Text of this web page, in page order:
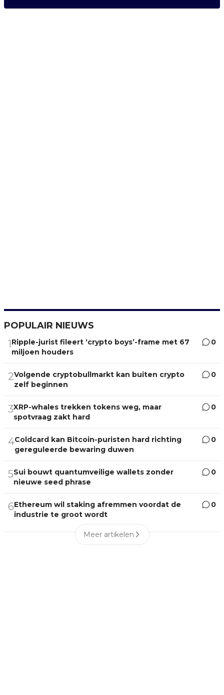
POPULAIR NIEUWS
1Ripple-jurist fileert ‘crypto boys’-frame met 67
miljoen houders
0
2Volgende cryptobullmarkt kan buiten crypto
zelf beginnen
0
3XRP-whales trekken tokens weg, maar
spotvraag zakt hard
0
4Coldcard kan Bitcoin-puristen hard richting
gereguleerde bewaring duwen
0
5Sui bouwt quantumveilige wallets zonder
nieuwe seed phrase
0
6Ethereum wil staking afremmen voordat de
industrie te groot wordt
0
Meer artikelen